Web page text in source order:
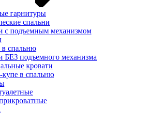
гарнитуры
спальни
с подъемным механизмом
спальню
БЕЗ подъемного механизма
кровати
в спальню